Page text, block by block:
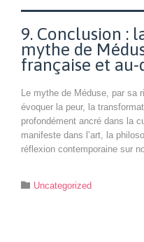
9. Conclusion :
mythe de
française et au-
Le mythe de Méduse, par
évoquer la peur, la
profondément ancré dans la
manifeste dans l’art, la
réflexion contemporaine sur
 Category
Uncategorized